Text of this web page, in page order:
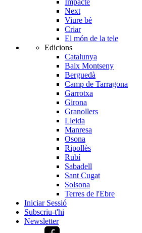
Impacte
Next
Viure bé
Criar
El món de la tele
Edicions
Catalunya
Baix Montseny
Berguedà
Camp de Tarragona
Garrotxa
Girona
Granollers
Lleida
Manresa
Osona
Ripollès
Rubí
Sabadell
Sant Cugat
Solsona
Terres de l'Ebre
Iniciar Sessió
Subscriu-t'hi
Newsletter